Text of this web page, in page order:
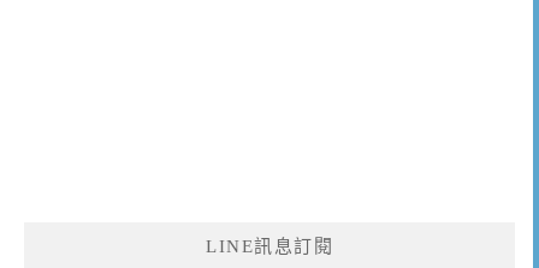
LINE訊息訂閱